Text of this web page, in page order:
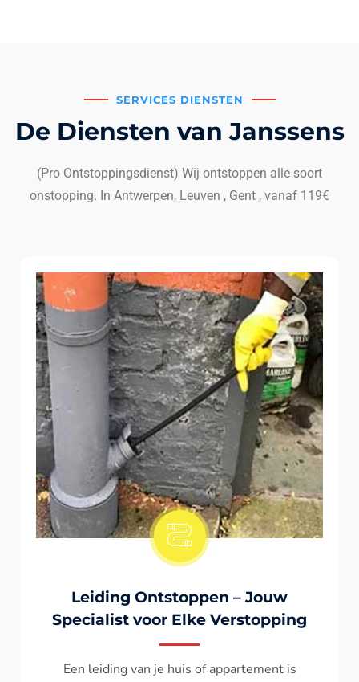
SERVICES DIENSTEN
De Diensten van Janssens
(Pro Ontstoppingsdienst) Wij ontstoppen alle soort
onstopping. In Antwerpen, Leuven , Gent , vanaf 119€
Onstopping Van Wc-Tiolet
Wc spoelt niet meer door ? het water komt
terug ? ontstoppen wc , ontstopping wc , wc